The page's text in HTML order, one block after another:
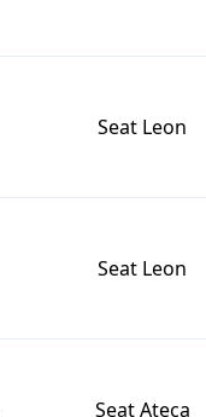
Seat Leon
Seat Leon
Seat Ateca